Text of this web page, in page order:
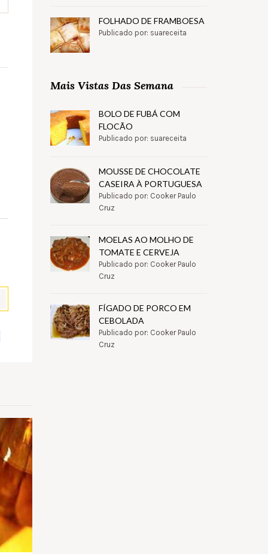
FOLHADO DE FRAMBOESA
Publicado por: suareceita
Mais Vistas Das Semana
BOLO DE FUBÁ COM
FLOCÃO
Publicado por: suareceita
MOUSSE DE CHOCOLATE
CASEIRA À PORTUGUESA
Publicado por: Cooker Paulo
Cruz
MOELAS AO MOLHO DE
TOMATE E CERVEJA
Publicado por: Cooker Paulo
Cruz
FÍGADO DE PORCO EM
CEBOLADA
Publicado por: Cooker Paulo
Cruz